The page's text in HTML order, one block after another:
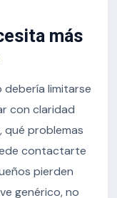
más
debería limitarse
con claridad
qué problemas
contactarte
pierden
genérico, no